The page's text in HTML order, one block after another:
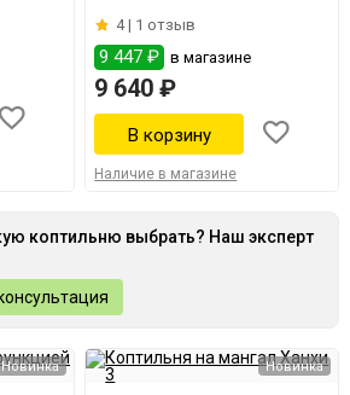
4 | 1 отзыв
9 447 ₽ в магазине
9 640 ₽
Наличие в магазине
коптильню выбрать? Наш эксперт
Новинка Новинка